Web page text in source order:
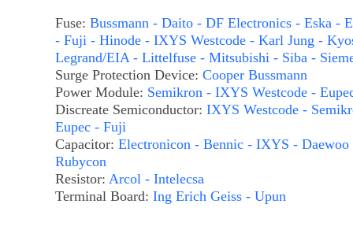
Fuse: Bussmann - Daito - DF Electronics - Eska -
- Fuji - Hinode - IXYS Westcode - Karl Jung -
Legrand/EIA - Littelfuse - Mitsubishi - Siba -
Surge Protection Device: Cooper Bussmann
Power Module: Semikron - IXYS Westcode -
Discreate Semiconductor: IXYS Westcode -
Eupec - Fuji
Capacitor: Electronicon - Bennic - IXYS - Daewoo
Rubycon
Resistor: Arcol - Intelecsa
Terminal Board: Ing Erich Geiss - Upun